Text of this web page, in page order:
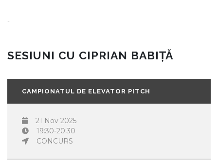
-
SESIUNI CU CIPRIAN BABIȚĂ
CAMPIONATUL DE ELEVATOR PITCH
21 Nov 2025
19:30-20:30
CONCURS